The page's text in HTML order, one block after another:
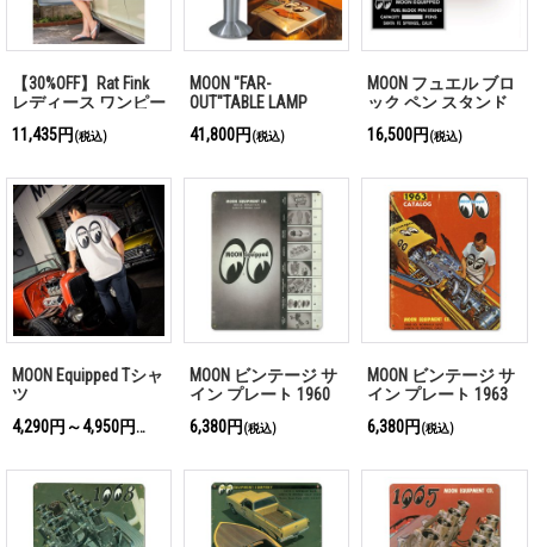
【30%OFF】Rat Fink
レディース ワンピー
11,435円 (税込)
MOON "FAR-
OUT"TABLE LAMP
41,800円 (税込)
MOON フュエル ブロ
ック ペン スタンド
16,500円 (税込)
MOON Equipped Tシャ
ツ
4,290円～4,950円
(税込)
MOON ビンテージ サ
イン プレート 1960
6,380円 (税込)
MOON ビンテージ サ
イン プレート 1963
6,380円 (税込)